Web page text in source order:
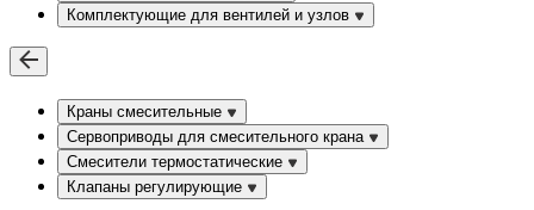
Комплектующие для вентилей и узлов
Краны смесительные
Сервоприводы для смесительного крана
Смесители термостатические
Клапаны регулирующие